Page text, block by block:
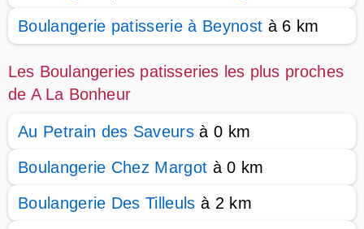
Boulangerie patisserie à Beynost à 6 km
Les Boulangeries patisseries les plus proches
de A La Bonheur
Au Petrain des Saveurs à 0 km
Boulangerie Chez Margot à 0 km
Boulangerie Des Tilleuls à 2 km